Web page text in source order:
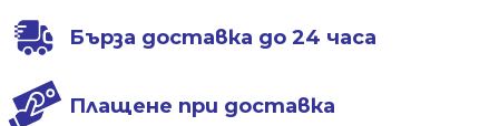
Бърза доставка до 24 часа
Плащене при доставка